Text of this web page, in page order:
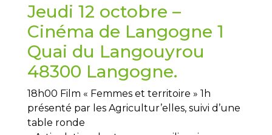
Jeudi 12 octobre –
Cinéma de Langogne 1
Quai du Langouyrou
48300 Langogne.
18h00 Film « Femmes et territoire » 1h
présenté par les Agricultur’elles, suivi d’une
table ronde